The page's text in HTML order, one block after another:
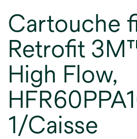
Cartouche
Retrofit
High Flow,
1/Caisse